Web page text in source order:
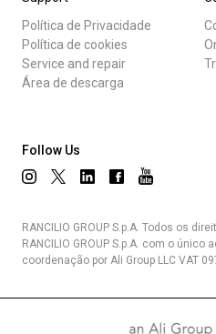
Política de Privacidade
Política de cookies
Service and repair
Área de descarga
Follow Us
RANCILIO GROUP S.p.A. Todos os
RANCILIO GROUP S.p.A. com o
coordenação por Ali Group LLC VAT